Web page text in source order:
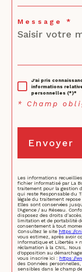
Message *
J'ai pris
informations
personnelles (*)*
* Champ
Envoyer
Les informations
fichier informatisé par La
traitement pour la gestion
qui reste Responsable du
légale du traitement
Elles sont conservées
l'Agence / au Réseau.
disposez des droits
limitation et de portabilité
consentement à tout
Consultez le site https://
vous estimez, après avoir
Informatique et Libertés »
réclamation à la CNIL.
d'opposition au
vous inscrire ici : https://
des Données
sensibles dans le champ